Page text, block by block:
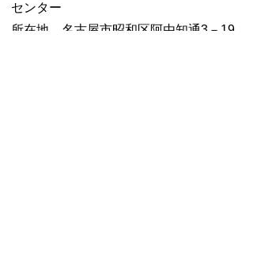
センター
所在地 名古屋市昭和区阿由知通3－19